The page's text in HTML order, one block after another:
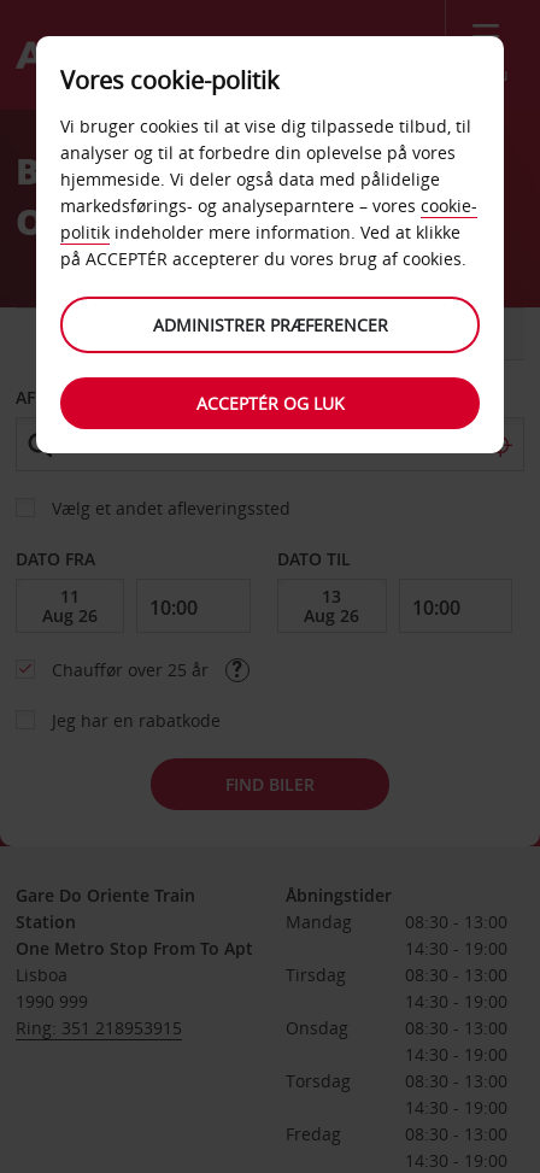
Menu
Welcome
AvisBilleje Lissabon, Gare do
Oriente Banegård
VAREVOGN
AFHENT FRA
Vælg et andet afleveringssted
DATO FRA DATO TIL
Chauffør over 25 år
Jeg har en rabatkode
FIND BILER
Gare Do Oriente Train
Station
One Metro Stop From To Apt
Lisboa
1990 999
Ring: 351 218953915
Åbningstider
Mandag
08:30 - 13:00
14:30 - 19:00
Tirsdag
08:30 - 13:00
14:30 - 19:00
Onsdag
08:30 - 13:00
14:30 - 19:00
Torsdag
08:30 - 13:00
14:30 - 19:00
Fredag
08:30 - 13:00
14:30 - 19:00
Vores cookie-politik
Vi bruger cookies til at vise dig tilpassede tilbud, til
analyser og til at forbedre din oplevelse på vores
hjemmeside. Vi deler også data med pålidelige
markedsførings- og analyseparntere – vores cookie-
politik indeholder mere information. Ved at klikke
på ACCEPTÉR accepterer du vores brug af cookies.
ADMINISTRER PRÆFERENCER
ACCEPTÉR OG LUK